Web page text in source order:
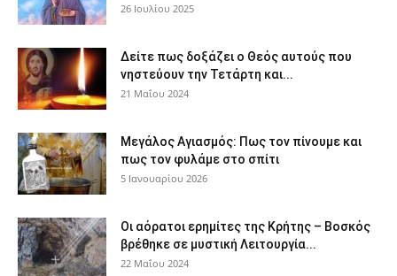
26 Ιουλίου 2025
Δείτε πως δοξάζει ο Θεός αυτούς που
νηστεύουν την Τετάρτη και...
21 Μαΐου 2024
Μεγάλος Αγιασμός: Πως τον πίνουμε και
πως τον φυλάμε στο σπίτι
5 Ιανουαρίου 2026
Οι αόρατοι ερημίτες της Κρήτης – Βοσκός
βρέθηκε σε μυστική Λειτουργία...
22 Μαΐου 2024